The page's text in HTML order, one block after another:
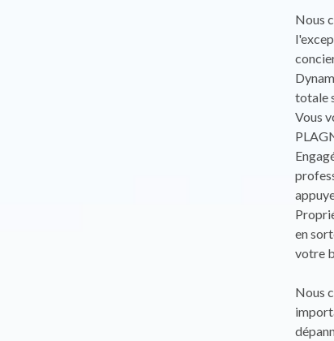
Nous
totale
Vous
en
votre
Nous